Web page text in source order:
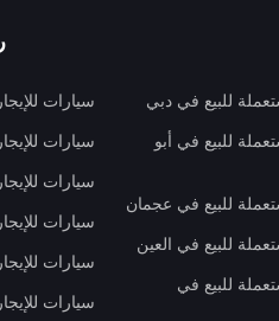
للبيع في دبي
للبيع في أبو
للبيع في عجمان
للبيع في العين
للبيع في
سيارات
سيارات
سيارات
سيارات
سيارات
سيارات